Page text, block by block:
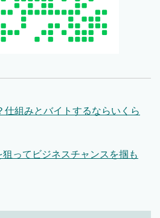
仕組みとバイトするならいくら
ってビジネスチャンスを掴も